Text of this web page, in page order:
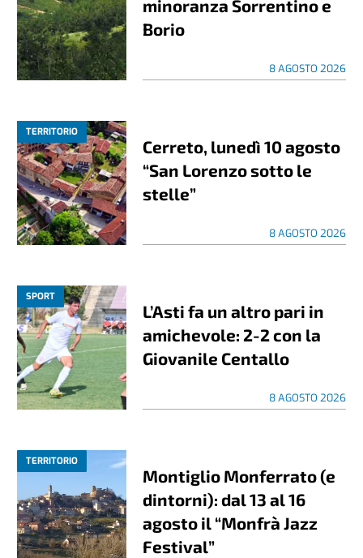
minoranza Sorrentino e
Borio
8 AGOSTO 2026
TERRITORIO
Cerreto, lunedì 10 agosto
“San Lorenzo sotto le
stelle”
8 AGOSTO 2026
SPORT
L’Asti fa un altro pari in
amichevole: 2-2 con la
Giovanile Centallo
8 AGOSTO 2026
TERRITORIO
Montiglio Monferrato (e
dintorni): dal 13 al 16
agosto il “Monfrà Jazz
Festival”